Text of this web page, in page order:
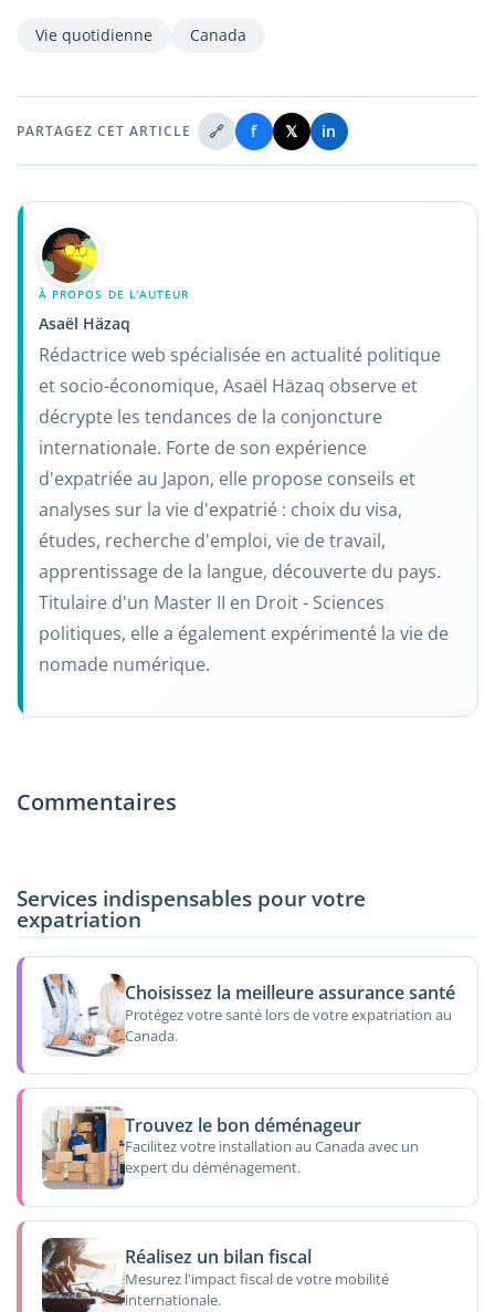
Vie quotidienne Canada
PARTAGEZ CET ARTICLE 🔗 f 𝕏 in
À PROPOS DE L'AUTEUR
Asaël Häzaq
Rédactrice web spécialisée en actualité politique
et socio-économique, Asaël Häzaq observe et
décrypte les tendances de la conjoncture
internationale. Forte de son expérience
d'expatriée au Japon, elle propose conseils et
analyses sur la vie d'expatrié : choix du visa,
études, recherche d'emploi, vie de travail,
apprentissage de la langue, découverte du pays.
Titulaire d'un Master II en Droit - Sciences
politiques, elle a également expérimenté la vie de
nomade numérique.
Commentaires
Services indispensables pour votre
expatriation
Choisissez la meilleure assurance santé
Protégez votre santé lors de votre expatriation au
Canada.
Trouvez le bon déménageur
Facilitez votre installation au Canada avec un
expert du déménagement.
Réalisez un bilan fiscal
Mesurez l'impact fiscal de votre mobilité
internationale.